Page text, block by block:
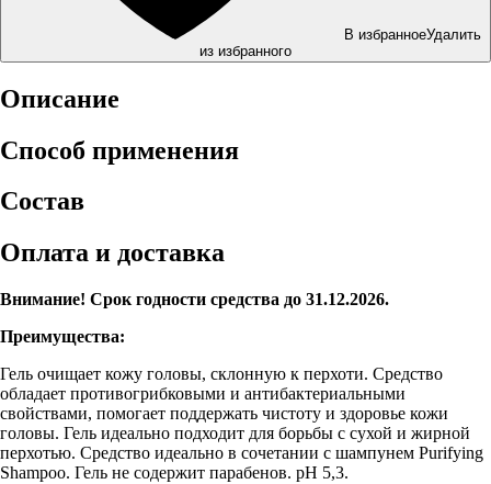
В избранноеУдалить
из избранного
Описание
Способ применения
Состав
Оплата и доставка
Внимание! Срок годности средства до 31.12.2026.
Преимущества:
Гель очищает кожу головы, склонную к перхоти. Средство
обладает противогрибковыми и антибактериальными
свойствами, помогает поддержать чистоту и здоровье кожи
головы. Гель идеально подходит для борьбы с сухой и жирной
перхотью. Средство идеально в сочетании с шампунем Purifying
Shampoo. Гель не содержит парабенов. pH 5,3.